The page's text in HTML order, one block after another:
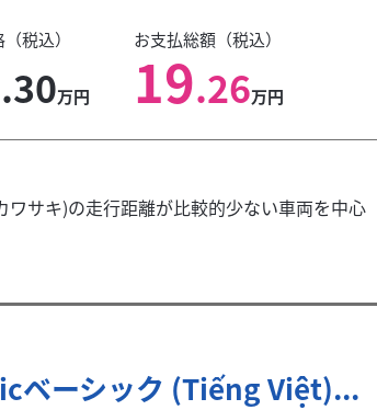
税込）
.30万円
お支払総額（税込）
19.26万円
サキ)の走行距離が比較的少ない車両を中心
ベーシック (Tiếng Việt)...